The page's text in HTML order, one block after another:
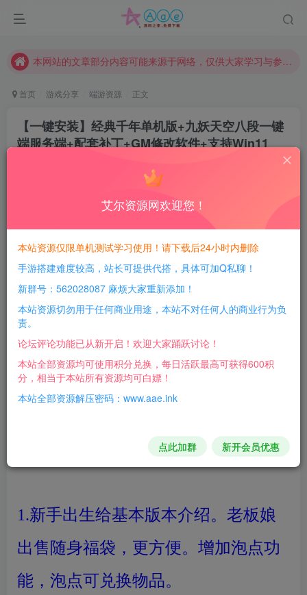
现在赞助会员享受专属折扣，详情点击此条公告。
本网站的文章部分内容可能来源于网络，仅供大家学习与参考，如有侵权，请联系站长QQ466107887进行删除处理。
首页 游戏分享 端游资源 正文
【一键安装】经典千年单机版+九妖天空八段一键
端服务端+配套补丁+GM修改软件+支持Win11
每日活跃最高可获得600积分！所有资源可以使用
积分免费兑换！
游戏介绍：
星钻千年最新版本《最新韩国拜师
收徒功能》最新的韩国《是球比赛系
统》每天举行一次最新韩国地图《遗
落谷》一共有2层《毁灭之城》一共有
1.新手出生给基本版本介绍。老板娘
出售随身福袋，更方便。增加泡点功
能，泡点可兑换物品。
艾尔资源网欢迎您！
本站资源仅限单机测试学习使用！请下载后24小时内删除
手游搭建难度较高，站长可提供代搭，具体可加Q私聊！
新群号：562028087 麻烦大家重新添加！
本站资源切勿用于任何商业用途，本站不对任何人的商业行为负
责。
论坛评论功能已从新开启！欢迎大家踊跃讨论！
本站全部资源均可使用积分兑换，每日活跃最高可获得600积
分，相当于本站所有资源均可白嫖！
本站全部资源解压密码：www.aae.ink
点此加群 新开会员优惠